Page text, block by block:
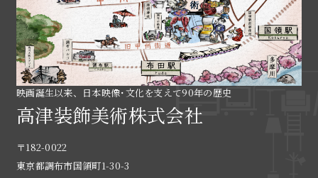
映画誕生以来、日本映像･文化を支えて90年の歴史
高津装飾美術株式会社
〒182-0022
東京都調布市国領町1-30-3